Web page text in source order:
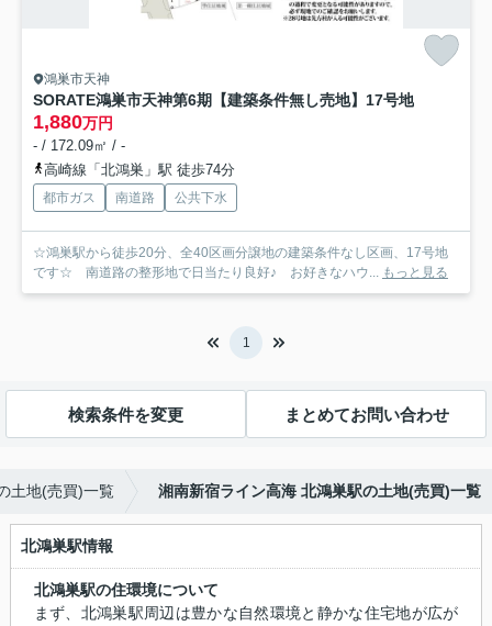
鴻巣市天神
SORATE鴻巣市天神第6期【建築条件無し売地】 17号地
1,880万円
- / 172.09㎡ / -
高崎線「北鴻巣」駅 徒歩74分
都市ガス 南道路 公共下水
☆鴻巣駅から徒歩20分、全40区画分譲地の建築条件なし区画、17号地
です☆ 南道路の整形地で日当たり良好♪ お好きなハウ... もっと見る
1
検索条件を変更 まとめてお問い合わせ
土地(売買)一覧 湘南新宿ライン高海 北鴻巣駅の土地(売買)一覧
北鴻巣駅情報
北鴻巣駅の住環境について
まず、北鴻巣駅周辺は豊かな自然環境と静かな住宅地が広が